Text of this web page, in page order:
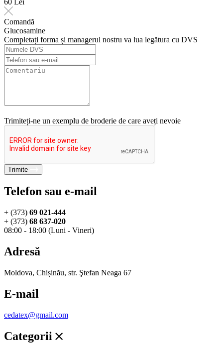
60 Lei
Comandă
Glucosamine
Completați forma și managerul nostru va lua legătura cu DVS
Trimiteți-ne un exemplu de broderie de care aveți nevoie
Trimite
Telefon sau e-mail
+ (373) 69 021-444
+ (373) 68 637-020
08:00 - 18:00 (Luni - Vineri)
Adresă
Moldova, Chișinău, str. Ştefan Neaga 67
E-mail
cedatex@gmail.com
Categorii